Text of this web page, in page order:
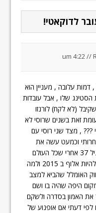
//
דמות עלובה , מעניין הוא
הסטינג שלו , אבל עובדות
(לא לקח) לורנזו
זאת בשנים שרוסי לא
??? , מצד שני רוסי עם
תחרותי וכמעט עשה את
הבלתי אפשרי לקחת אליפות עשירית בגיל 37 אחרי שכל העולם
הספיד אותו , כל אחד יודע מי היה צריך להיות אלוף ב 2015 ולמה
האומלל שהביא למצב
היפה שהיה בו ושם
את האמון בסדרה ולשקם
לפי דעתי אם אופנוע של